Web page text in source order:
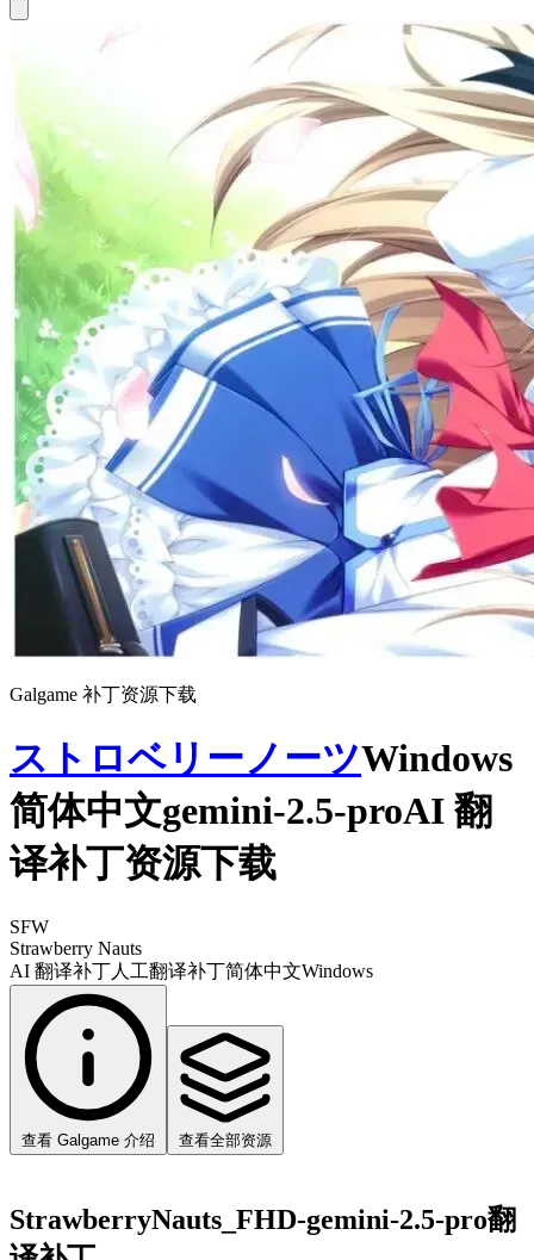
Galgame 补丁资源下载
ストロベリーノーツWindows
简体中文gemini-2.5-proAI 翻
译补丁资源下载
SFW
Strawberry Nauts
AI 翻译补丁人工翻译补丁简体中文Windows
查看 Galgame 介绍 查看全部资源
StrawberryNauts_FHD-gemini-2.5-pro翻